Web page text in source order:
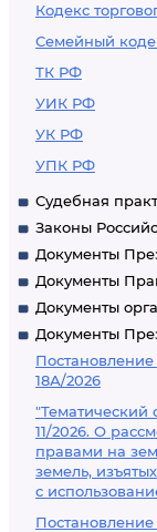
Кодекс
Семейный
ТК РФ
УИК РФ
УК РФ
УПК РФ
Судебная
Законы
Документы
Документы
Документы
Документы
18А/2026
11/2026. О
правами на
земель,
с